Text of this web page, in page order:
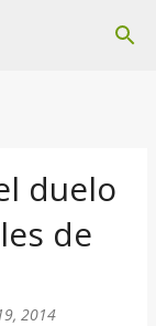
duelo
de
2014